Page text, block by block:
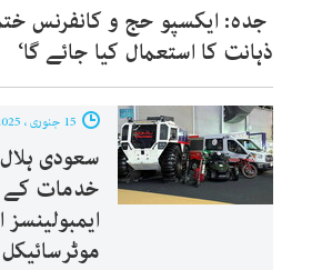
جدہ: ایکسپو حج و کانفرنس
ذہانت کا استعمال کیا جائے گا‘
سعودی
خدمات کے
ایمبولینسز
موٹرسائیکل